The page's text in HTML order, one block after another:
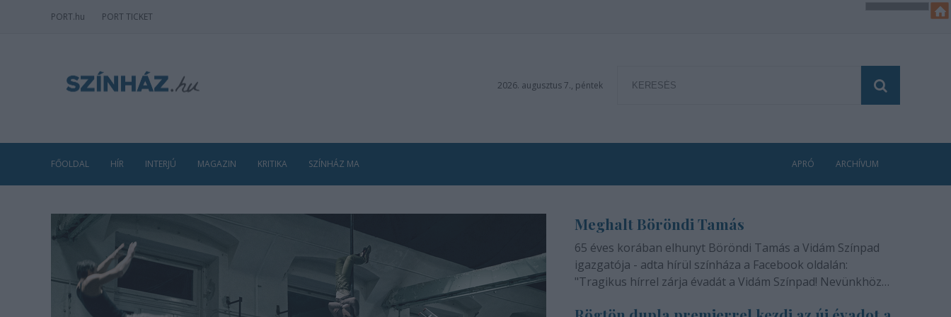
PORT.hu PORT TICKET
2026. augusztus 7., péntek
FŐOLDAL HÍR INTERJÚ MAGAZIN KRITIKA SZÍNHÁZ MA APRÓ ARCHÍVUM
Meghalt Böröndi Tamás
65 éves korában elhunyt Böröndi Tamás a Vidám Színpad
igazgatója - adta hírül színháza a Facebook oldalán:
"Tragikus hírrel zárja évadát a Vidám Színpad! Nevünkhöz